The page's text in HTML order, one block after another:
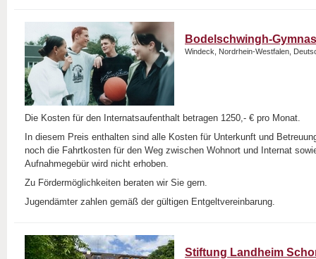
Bodelschwingh-
Windeck, Nordrhein-Westfalen,
Die Kosten für den Internatsaufenthalt betragen 1250,- € pro Monat.
In diesem Preis enthalten sind alle Kosten für Unterkunft und
noch die Fahrtkosten für den Weg zwischen Wohnort und Internat
Aufnahmegebür wird nicht erhoben.
Zu Fördermöglichkeiten beraten wir Sie gern.
Jugendämter zahlen gemäß der gültigen Entgeltvereinbarung.
Stiftung Landheim